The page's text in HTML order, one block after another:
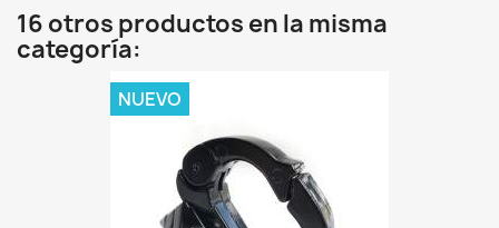
16 otros productos en la misma
categoría:
NUEVO